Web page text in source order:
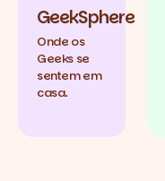
GeekSphere
Onde os
Geeks se
sentem em
casa.